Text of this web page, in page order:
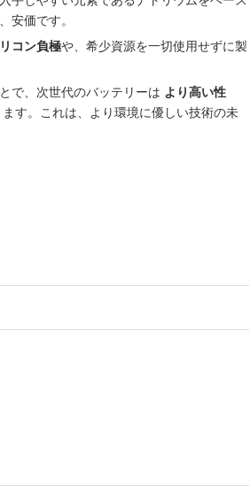
安価です。
コン負極や、希少資源を一切使用せずに製
で、次世代のバッテリーは より高い性
す。これは、より環境に優しい技術の未